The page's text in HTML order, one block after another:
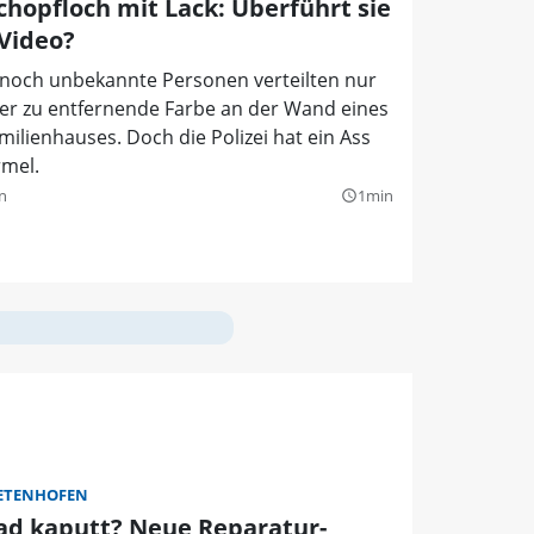
mit Lack: Überführt sie
unbekannte Personen verteilten nur
zu entfernende Farbe an der Wand eines
Doch die Polizei hat ein Ass
query_builder1min
kaputt? Neue Reparatur-